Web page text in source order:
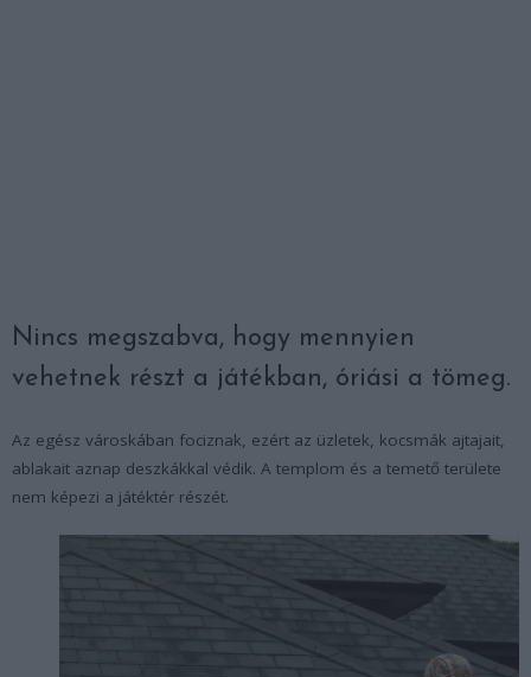
Nincs megszabva, hogy mennyien
vehetnek részt a játékban, óriási a tömeg.
Az egész városkában fociznak, ezért az üzletek, kocsmák ajtajait,
ablakait aznap deszkákkal védik. A templom és a temető területe
nem képezi a játéktér részét.